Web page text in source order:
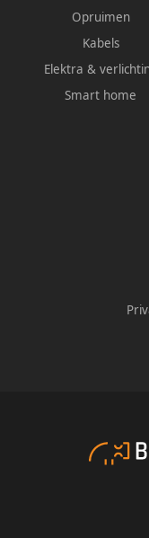
Opruimen
Kabels
Elektra &
Smart home